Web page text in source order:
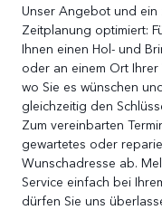
Unser Angebot und
Zeitplanung optimiert:
Ihnen einen Hol- und
oder an einem Ort
wo Sie es wünschen
gleichzeitig den
Zum vereinbarten
gewartetes oder
Wunschadresse ab.
Service einfach bei
dürfen Sie uns